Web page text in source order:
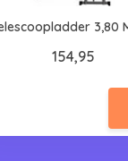
3,80
154,95